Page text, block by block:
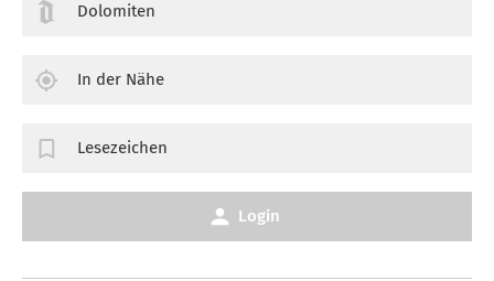
Dolomiten
In der Nähe
Lesezeichen
Login